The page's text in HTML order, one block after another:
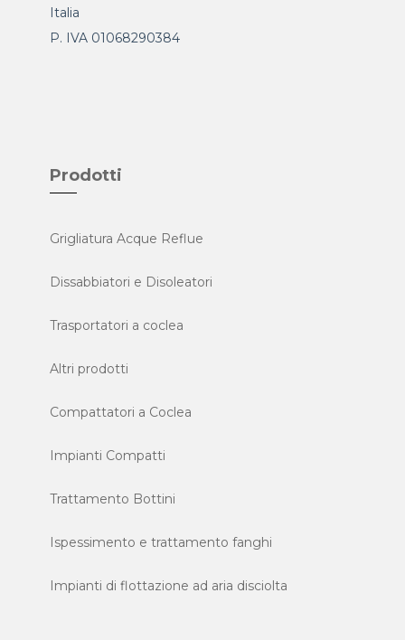
Italia
P. IVA 01068290384
Prodotti
Grigliatura Acque Reflue
Dissabbiatori e Disoleatori
Trasportatori a coclea
Altri prodotti
Compattatori a Coclea
Impianti Compatti
Trattamento Bottini
Ispessimento e trattamento fanghi
Impianti di flottazione ad aria disciolta